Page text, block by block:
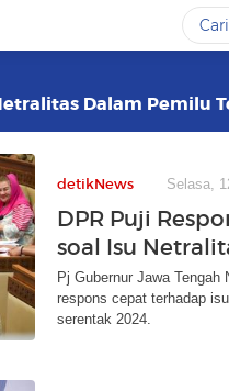
Dalam Pemilu
detikNews Selasa,
DPR Puji
soal Isu
Pj Gubernur Jawa
respons cepat terhadap
serentak 2024.